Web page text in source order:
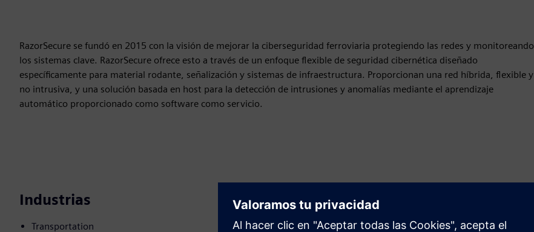
RazorSecure se fundó en 2015 con la visión de mejorar la ciberseguridad ferroviaria protegiendo las redes y monitoreando
los sistemas clave. RazorSecure ofrece esto a través de un enfoque flexible de seguridad cibernética diseñado
específicamente para material rodante, señalización y sistemas de infraestructura. Proporcionan una red híbrida, flexible y
no intrusiva, y una solución basada en host para la detección de intrusiones y anomalías mediante el aprendizaje
automático proporcionado como software como servicio.
Industrias
Transportation
Movimiento
Build